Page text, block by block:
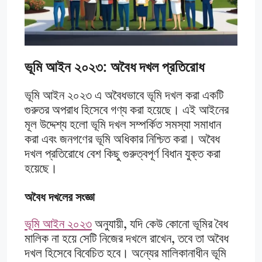
ভূমি আইন ২০২৩: অবৈধ দখল প্রতিরোধ
ভূমি আইন ২০২৩ এ অবৈধভাবে ভূমি দখল করা একটি
গুরুতর অপরাধ হিসেবে গণ্য করা হয়েছে। এই আইনের
মূল উদ্দেশ্য হলো ভূমি দখল সম্পর্কিত সমস্যা সমাধান
করা এবং জনগণের ভূমি অধিকার নিশ্চিত করা। অবৈধ
দখল প্রতিরোধে বেশ কিছু গুরুত্বপূর্ণ বিধান যুক্ত করা
হয়েছে।
অবৈধ দখলের সংজ্ঞা
ভূমি আইন ২০২৩ অনুযায়ী, যদি কেউ কোনো ভূমির বৈধ
মালিক না হয়ে সেটি নিজের দখলে রাখেন, তবে তা অবৈধ
দখল হিসেবে বিবেচিত হবে। অন্যের মালিকানাধীন ভূমি